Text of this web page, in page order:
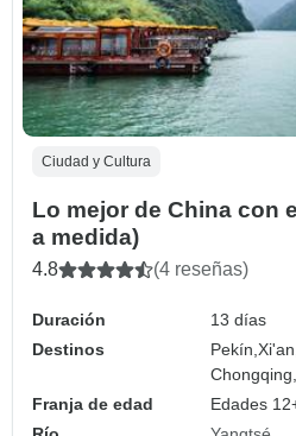
Ciudad y Cultura
Lo mejor de China con
a medida)
4.8 (4 reseñas)
Duración
13 días
Destinos
Pekín,
Chongqing,
Franja de edad
Edades